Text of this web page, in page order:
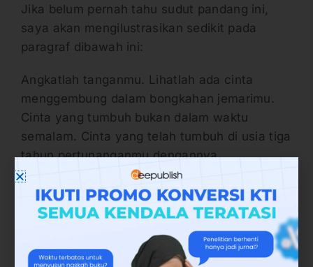
Jika belum pernah tahu sudut pandang ini,
saya akan mengilustrasikan sedikit pada
paragraf dibawah ini:
Angkatlah tanganmu. Lihatlah ada cinta
menggembung dalam bongkahan jemarimu.
Cinta yang tumbuh bukan dalam waktu
semalam. Cinta yang telah tumbuh di usia tiga
tahun pertunanganmu dengannya.
Bahagiakah engkau? Puaskah engkau telah
menipunya? Engkau mengharapkan tak
seorang pun menyentuhnya tetapi engkau
adalah penyentuh ratusan wanita yang
bersedia demi bayaran dari dompetmu